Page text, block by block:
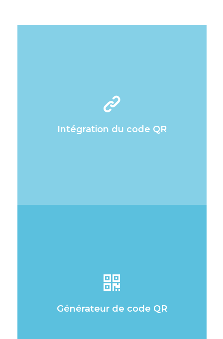
Intégration du code QR
? En savoir plus sur les différentes
intégrations
proposées par
page d’intégration.
Générateur de code QR
qui peut être ajouté à vos factures
? N’hésitez pas à l’essayer, en
génération.